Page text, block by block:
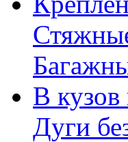
В кузов
Дуги